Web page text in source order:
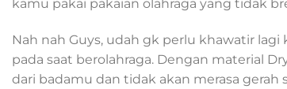
kamu pakai pakaian olahraga yang tidak
Nah nah Guys, udah gk perlu khawatir
pada saat berolahraga. Dengan material
dari badamu dan tidak akan merasa